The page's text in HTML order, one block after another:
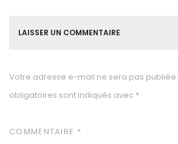
LAISSER UN COMMENTAIRE
Votre adresse e-mail ne sera pas publiée.
obligatoires sont indiqués avec *
COMMENTAIRE *